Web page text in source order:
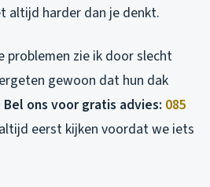
altijd harder dan je denkt.
problemen zie ik door slecht
gewoon dat hun dak
Bel ons voor gratis advies: 085
eerst kijken voordat we iets